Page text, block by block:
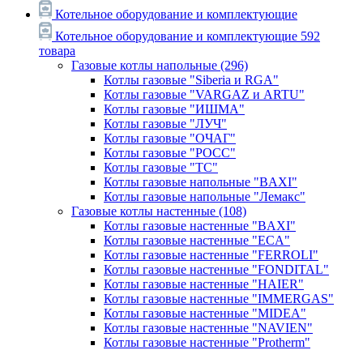
Котельное оборудование и комплектующие
Котельное оборудование и комплектующие 592
товара
Газовые котлы напольные (296)
Котлы газовые "Siberia и RGA"
Котлы газовые "VARGAZ и ARTU"
Котлы газовые "ИШМА"
Котлы газовые "ЛУЧ"
Котлы газовые "ОЧАГ"
Котлы газовые "РОСС"
Котлы газовые "ТС"
Котлы газовые напольные "BAXI"
Котлы газовые напольные "Лемакс"
Газовые котлы настенные (108)
Котлы газовые настенные "BAXI"
Котлы газовые настенные "ECA"
Котлы газовые настенные "FERROLI"
Котлы газовые настенные "FONDITAL"
Котлы газовые настенные "HAIER"
Котлы газовые настенные "IMMERGAS"
Котлы газовые настенные "MIDEA"
Котлы газовые настенные "NAVIEN"
Котлы газовые настенные "Protherm"